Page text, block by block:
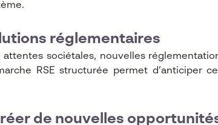
réglementaires
attentes sociétales, nouvelles
RSE structurée permet d’anticiper
de nouvelles